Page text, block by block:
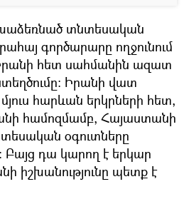
տնտեսական
գործարարը ողջունում
Իրանի հետ սահմանին ազատ
Իրանի վատ
հարևան երկրների հետ,
համոզմամբ, Հայաստանի
օգուտները
Բայց դա կարող է երկար
իշխանությունը պետք է